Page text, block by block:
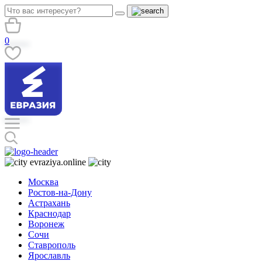
0
evraziya.online
Москва
Ростов-на-Дону
Астрахань
Краснодар
Воронеж
Сочи
Ставрополь
Ярославль